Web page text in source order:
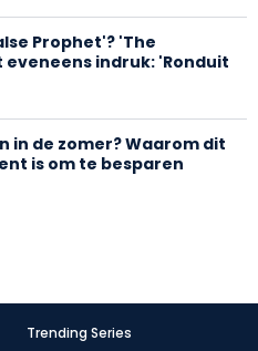
Prophet'? 'The
indruk: 'Ronduit
in de zomer? Waarom dit
is om te besparen
Trending Series